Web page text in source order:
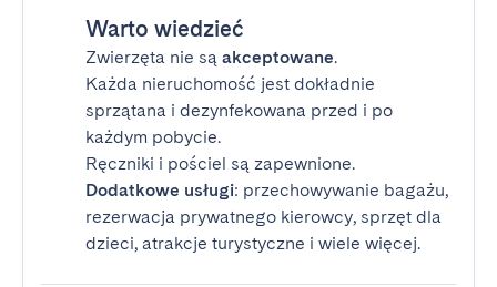
Warto wiedzieć
Zwierzęta nie są akceptowane.
Każda nieruchomość jest dokładnie
sprzątana i dezynfekowana przed i po
każdym pobycie.
Ręczniki i pościel są zapewnione.
Dodatkowe usługi: przechowywanie bagażu,
rezerwacja prywatnego kierowcy, sprzęt dla
dzieci, atrakcje turystyczne i wiele więcej.